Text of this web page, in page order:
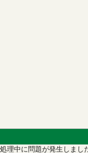
処理中に問題が発生しまし